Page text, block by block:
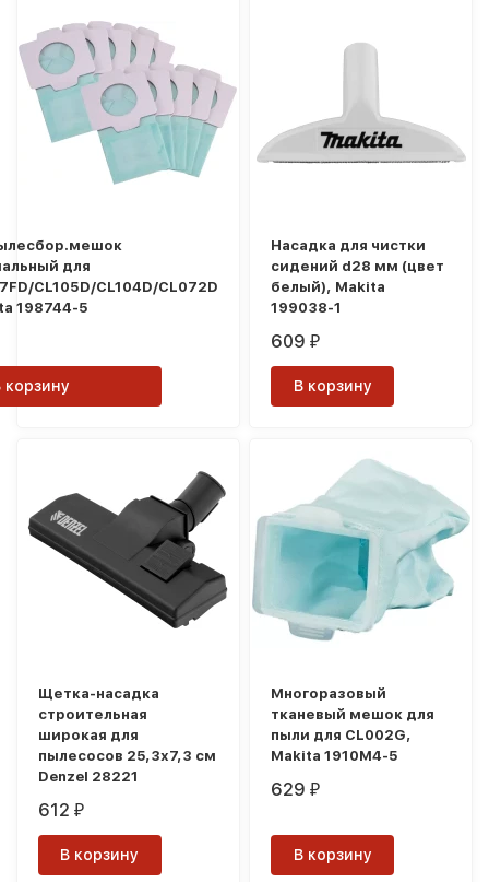
для
CL105D/CL104D/CL072D
198744-5
корзину
Насадка для чистки
сидений d28 мм (цвет
белый), Makita
199038-1
609₽
В корзину
Щетка-насадка
строительная
широкая для
пылесосов 25,3х7,3 см
Denzel 28221
612₽
В корзину
Многоразовый
тканевый мешок для
пыли для CL002G,
Makita 1910M4-5
629₽
В корзину